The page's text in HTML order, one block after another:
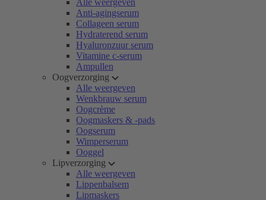
Alle weergeven
Anti-agingserum
Collageen serum
Hydraterend serum
Hyaluronzuur serum
Vitamine c-serum
Ampullen
Oogverzorging
Alle weergeven
Wenkbrauw serum
Oogcrème
Oogmaskers & -pads
Oogserum
Wimperserum
Ooggel
Lipverzorging
Alle weergeven
Lippenbalsem
Lipmaskers